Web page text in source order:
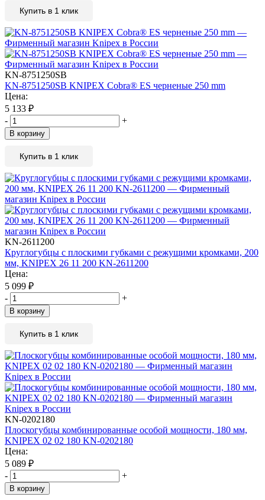
Купить в 1 клик
KN-8751250SB
KN-8751250SB KNIPEX Cobra® ES черненые 250 mm
Цена:
5 133 ₽
-
+
В корзину
Купить в 1 клик
KN-2611200
Круглогубцы с плоскими губками с режущими кромками, 200
мм, KNIPEX 26 11 200 KN-2611200
Цена:
5 099 ₽
-
+
В корзину
Купить в 1 клик
KN-0202180
Плоскогубцы комбинированные особой мощности, 180 мм,
KNIPEX 02 02 180 KN-0202180
Цена:
5 089 ₽
-
+
В корзину